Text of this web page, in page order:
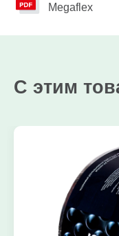
Megaflex
С этим